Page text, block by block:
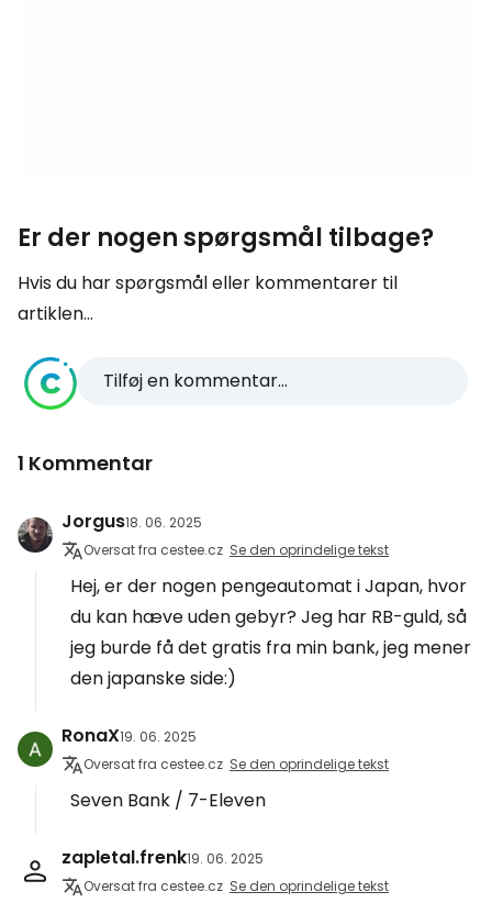
Er der nogen spørgsmål tilbage?
Hvis du har spørgsmål eller kommentarer til
artiklen...
Tilføj en kommentar...
1 Kommentar
Jorgus18. 06. 2025
Oversat fra cestee.cz Se den oprindelige tekst
Hej, er der nogen pengeautomat i Japan, hvor
du kan hæve uden gebyr? Jeg har RB-guld, så
jeg burde få det gratis fra min bank, jeg mener
den japanske side:)
RonaX19. 06. 2025
Oversat fra cestee.cz Se den oprindelige tekst
Seven Bank / 7-Eleven
zapletal.frenk19. 06. 2025
Oversat fra cestee.cz Se den oprindelige tekst